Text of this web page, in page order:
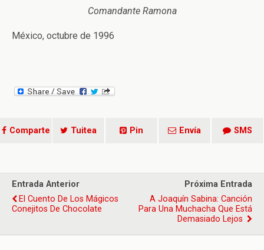
Comandante Ramona
México, octubre de 1996
Comparte Tuitea Pin Envía SMS
Entrada Anterior
El Cuento De Los Mágicos
Conejitos De Chocolate
Próxima Entrada
A Joaquín Sabina: Canción
Para Una Muchacha Que Está
Demasiado Lejos